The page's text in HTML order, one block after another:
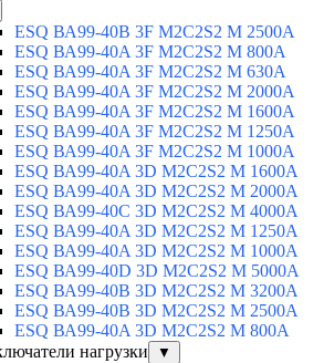
ESQ ВА99-40B 3F M2C2S2 M 2500A
ESQ ВА99-40A 3F M2C2S2 М 800A
ESQ ВА99-40A 3F M2C2S2 М 630A
ESQ ВА99-40A 3F M2C2S2 М 2000A
ESQ ВА99-40A 3F M2C2S2 М 1600A
ESQ ВА99-40A 3F M2C2S2 М 1250A
ESQ ВА99-40A 3F M2C2S2 М 1000A
ESQ ВА99-40A 3D M2C2S2 M 1600A
ESQ ВА99-40A 3D M2C2S2 M 2000A
ESQ ВА99-40C 3D M2C2S2 M 4000A
ESQ ВА99-40A 3D M2C2S2 M 1250A
ESQ ВА99-40A 3D M2C2S2 M 1000A
ESQ ВА99-40D 3D M2C2S2 M 5000A
ESQ ВА99-40B 3D M2C2S2 M 3200A
ESQ ВА99-40B 3D M2C2S2 M 2500A
ESQ ВА99-40A 3D M2C2S2 M 800A
нагрузки
▼